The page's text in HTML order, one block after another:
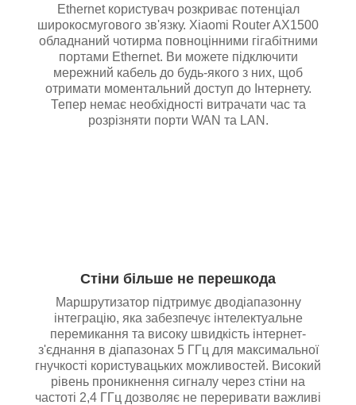
Ethernet користувач розкриває потенціал
широкосмугового зв'язку. Xiaomi Router AX1500
обладнаний чотирма повноцінними гігабітними
портами Ethernet. Ви можете підключити
мережний кабель до будь-якого з них, щоб
отримати моментальний доступ до Інтернету.
Тепер немає необхідності витрачати час та
розрізняти порти WAN та LAN.
Стіни більше не перешкода
Маршрутизатор підтримує дводіапазонну
інтеграцію, яка забезпечує інтелектуальне
перемикання та високу швидкість інтернет-
з'єднання в діапазонах 5 ГГц для максимальної
гнучкості користувацьких можливостей. Високий
рівень проникнення сигналу через стіни на
частоті 2,4 ГГц дозволяє не переривати важливі